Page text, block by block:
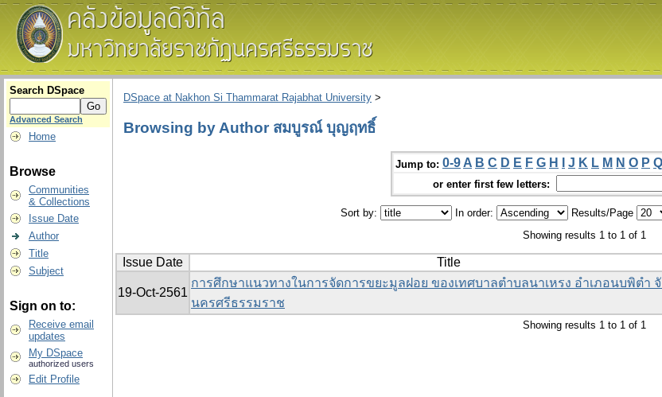
Search DSpace
Advanced Search
Home
Browse
Communities
& Collections
Issue Date
Author
Title
Subject
Sign on to:
Receive email
updates
My DSpace
authorized users
Edit Profile
DSpace at Nakhon Si Thammarat Rajabhat University >
Browsing by Author สมบูรณ์ บุญฤทธิ์
Jump to: 0-9 A B C D E F G H J K L M N O P Q
or enter first few letters:
Sort by: In order: Results/Page
Showing results 1 to 1 of 1
Issue Date Title
19-Oct-2561
การศึกษาแนวทางในการจัดการขยะมูลฝอย ของเทศบาลตำบลนาเหรง อำเภอนบพิตำ
นครศรีธรรมราช
Showing results 1 to 1 of 1